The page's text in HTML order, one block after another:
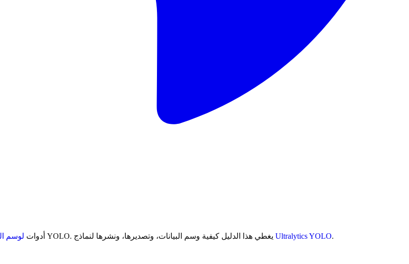
توفر Roboflow أدوات لوسم Ultralytics YOLO.